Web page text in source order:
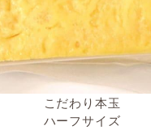
こだわり本玉
ハーフサイズ